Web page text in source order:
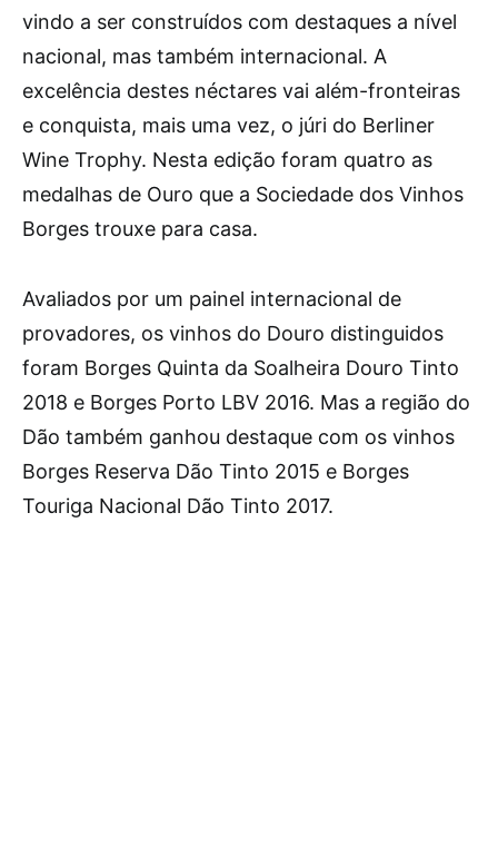
vindo a ser construídos com destaques a nível
nacional, mas também internacional. A
excelência destes néctares vai além-fronteiras
e conquista, mais uma vez, o júri do Berliner
Wine Trophy. Nesta edição foram quatro as
medalhas de Ouro que a Sociedade dos Vinhos
Borges trouxe para casa.
Avaliados por um painel internacional de
provadores, os vinhos do Douro distinguidos
foram Borges Quinta da Soalheira Douro Tinto
2018 e Borges Porto LBV 2016. Mas a região do
Dão também ganhou destaque com os vinhos
Borges Reserva Dão Tinto 2015 e Borges
Touriga Nacional Dão Tinto 2017.